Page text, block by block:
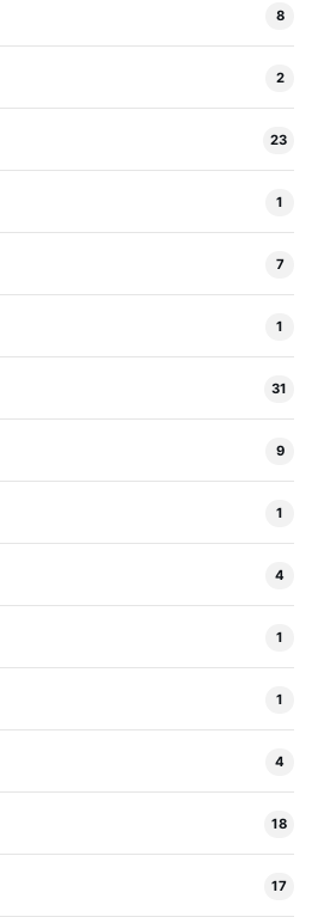
8
2
23
1
7
1
31
9
1
4
1
1
4
18
17